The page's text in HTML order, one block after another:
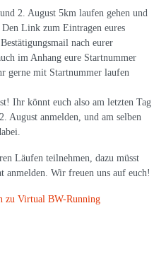
2. August 5km laufen gehen und
Link zum Eintragen eures
nach eurer
im Anhang eure Startnummer
gerne mit Startnummer laufen
Ihr könnt euch also am letzten Tag
August anmelden, und am selben
Läufen teilnehmen, dazu müsst
anmelden. Wir freuen uns auf euch!
zu Virtual BW-Running